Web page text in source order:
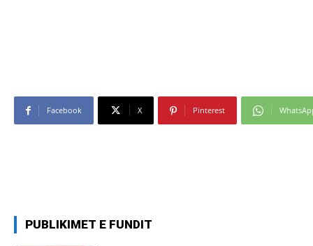
Facebook X Pinterest
PUBLIKIMET E FUNDIT